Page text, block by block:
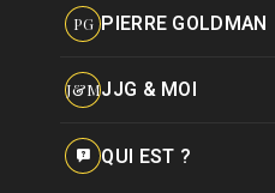
PG PIERRE GOLDMAN
J&MJJG & MOI
QUI EST ?